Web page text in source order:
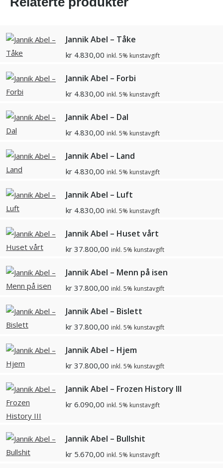
Jannik Abel – Tåke
kr 4.830,00 inkl. 5% kunstavgift
Jannik Abel – Forbi
kr 4.830,00 inkl. 5% kunstavgift
Jannik Abel – Dal
kr 4.830,00 inkl. 5% kunstavgift
Jannik Abel – Land
kr 4.830,00 inkl. 5% kunstavgift
Jannik Abel – Luft
kr 4.830,00 inkl. 5% kunstavgift
Jannik Abel – Huset vårt
kr 37.800,00 inkl. 5% kunstavgift
Jannik Abel – Menn på isen
kr 37.800,00 inkl. 5% kunstavgift
Jannik Abel – Bislett
kr 37.800,00 inkl. 5% kunstavgift
Jannik Abel – Hjem
kr 37.800,00 inkl. 5% kunstavgift
Jannik Abel – Frozen History III
kr 6.090,00 inkl. 5% kunstavgift
Jannik Abel – Bullshit
kr 5.670,00 inkl. 5% kunstavgift